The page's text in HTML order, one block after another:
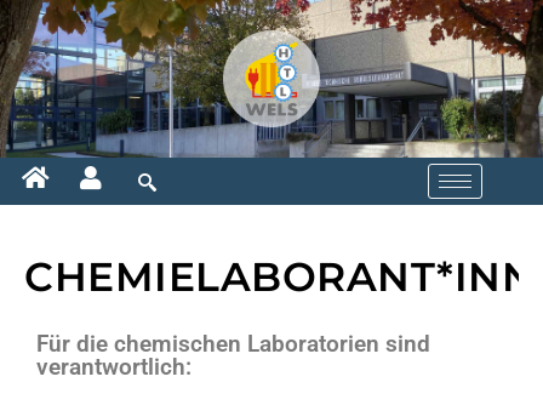
Für die chemischen Laboratorien sind
verantwortlich: